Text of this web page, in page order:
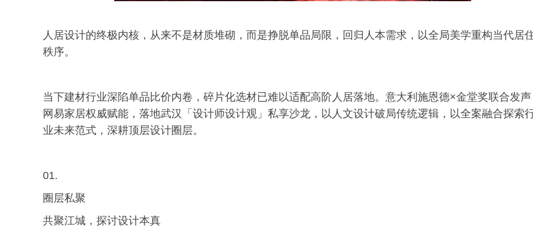
人居设计的终极内核，从来不是材质堆砌，而是挣脱单品局限，回归人本需求，以全局美学重构当代居
秩序。
当下建材行业深陷单品比价内卷，碎片化选材已难以适配高阶人居落地。意大利施恩德×金堂奖联合发声
网易家居权威赋能，落地武汉「设计师设计观」私享沙龙，以人文设计破局传统逻辑，以全案融合探索
业未来范式，深耕顶层设计圈层。
01.
圈层私聚
共聚江城，探讨设计本真